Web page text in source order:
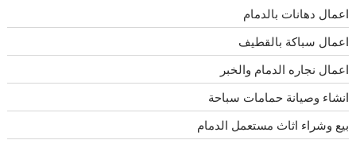
اعمال دهانات بالدمام
اعمال سباكة بالقطيف
اعمال نجاره الدمام والخبر
انشاء وصيانة حمامات سباحة
بيع وشراء اثاث مستعمل الدمام